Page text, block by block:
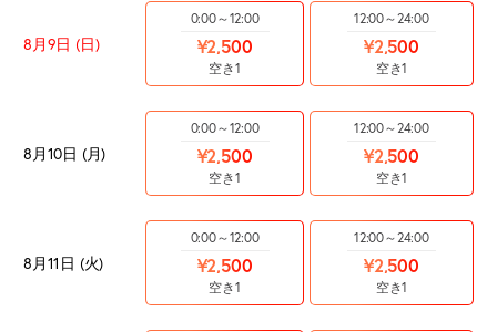
8月9日 (日)
0:00～12:00
¥2,500
空き1
12:00～24:00
¥2,500
空き1
8月10日 (月)
0:00～12:00
¥2,500
空き1
12:00～24:00
¥2,500
空き1
8月11日 (火)
0:00～12:00
¥2,500
空き1
12:00～24:00
¥2,500
空き1